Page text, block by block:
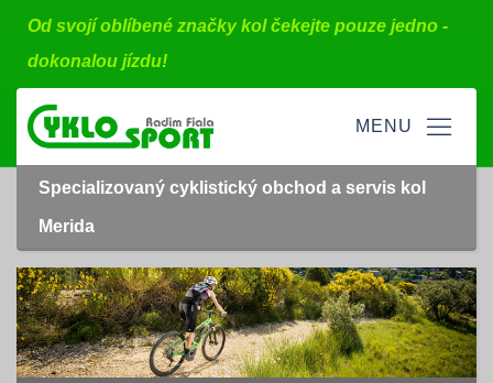
Od svojí oblíbené značky kol čekejte pouze jedno -
dokonalou jízdu!
Specializovaný cyklistický obchod a servis kol
Merida